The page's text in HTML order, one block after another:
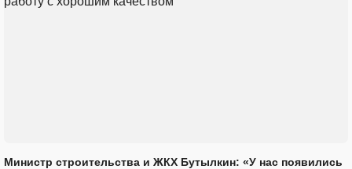
Министр строительства и ЖКХ Бутылкин: «У нас появились